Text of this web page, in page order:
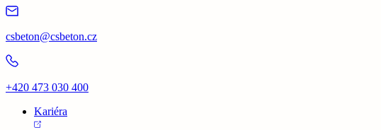
csbeton@csbeton.cz
+420 473 030 400
Kariéra